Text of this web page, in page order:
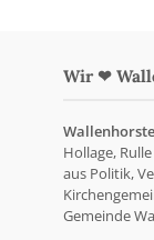
Wir ❤
Hollage,
aus Politik,
Gemeinde